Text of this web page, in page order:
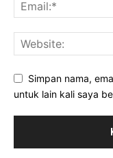
Simpan nama,
untuk lain kali saya